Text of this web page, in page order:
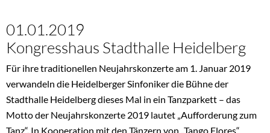
01.01.2019
Kongresshaus Stadthalle Heidelberg
Für ihre traditionellen Neujahrskonzerte am 1. Januar 2019
verwandeln die Heidelberger Sinfoniker die Bühne der
Stadthalle Heidelberg dieses Mal in ein Tanzparkett – das
Motto der Neujahrskonzerte 2019 lautet „Aufforderung zum
Tanz“. In Kooperation mit den Tänzern von „Tango Flores“